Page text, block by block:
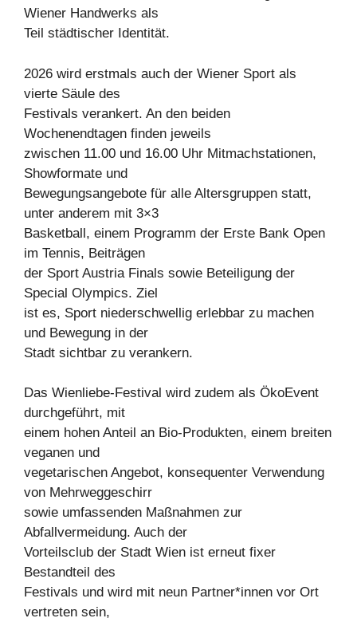
Wiener Handwerks als
Teil städtischer Identität.
2026 wird erstmals auch der Wiener Sport als
vierte Säule des
Festivals verankert. An den beiden
Wochenendtagen finden jeweils
zwischen 11.00 und 16.00 Uhr Mitmachstationen,
Showformate und
Bewegungsangebote für alle Altersgruppen statt,
unter anderem mit 3×3
Basketball, einem Programm der Erste Bank Open
im Tennis, Beiträgen
der Sport Austria Finals sowie Beteiligung der
Special Olympics. Ziel
ist es, Sport niederschwellig erlebbar zu machen
und Bewegung in der
Stadt sichtbar zu verankern.
Das Wienliebe-Festival wird zudem als ÖkoEvent
durchgeführt, mit
einem hohen Anteil an Bio-Produkten, einem breiten
veganen und
vegetarischen Angebot, konsequenter Verwendung
von Mehrweggeschirr
sowie umfassenden Maßnahmen zur
Abfallvermeidung. Auch der
Vorteilsclub der Stadt Wien ist erneut fixer
Bestandteil des
Festivals und wird mit neun Partner*innen vor Ort
vertreten sein,